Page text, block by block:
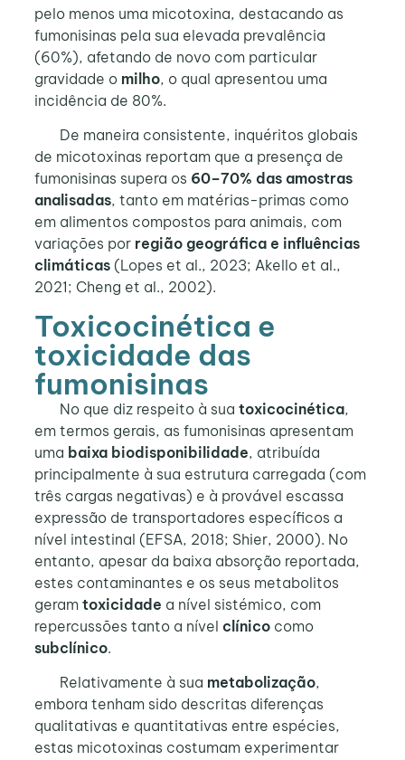
pelo menos uma micotoxina, destacando as
fumonisinas pela sua elevada prevalência
(60%), afetando de novo com particular
gravidade o milho, o qual apresentou uma
incidência de 80%.
De maneira consistente, inquéritos globais
de micotoxinas reportam que a presença de
fumonisinas supera os 60–70% das amostras
analisadas, tanto em matérias-primas como
em alimentos compostos para animais, com
variações por região geográfica e influências
climáticas(Lopes et al., 2023; Akello et al.,
2021; Cheng et al., 2002).
Toxicocinética e
toxicidade das
fumonisinas
No que diz respeito à sua toxicocinética,
em termos gerais, as fumonisinas apresentam
uma baixa biodisponibilidade, atribuída
principalmente à sua estrutura carregada (com
três cargas negativas) e à provável escassa
expressão de transportadores específicos a
nível intestinal (EFSA, 2018; Shier, 2000). No
entanto, apesar da baixa absorção reportada,
estes contaminantes e os seus metabolitos
geram toxicidade a nível sistémico, com
repercussões tanto a nível clínicocomo
subclínico.
Relativamente à sua metabolização,
embora tenham sido descritas diferenças
qualitativas e quantitativas entre espécies,
estas micotoxinas costumam experimentar